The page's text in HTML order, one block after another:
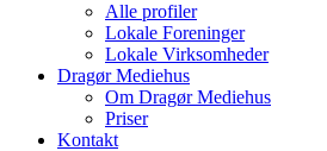
Alle profiler
Lokale Foreninger
Lokale Virksomheder
Dragør Mediehus
Om Dragør Mediehus
Priser
Kontakt